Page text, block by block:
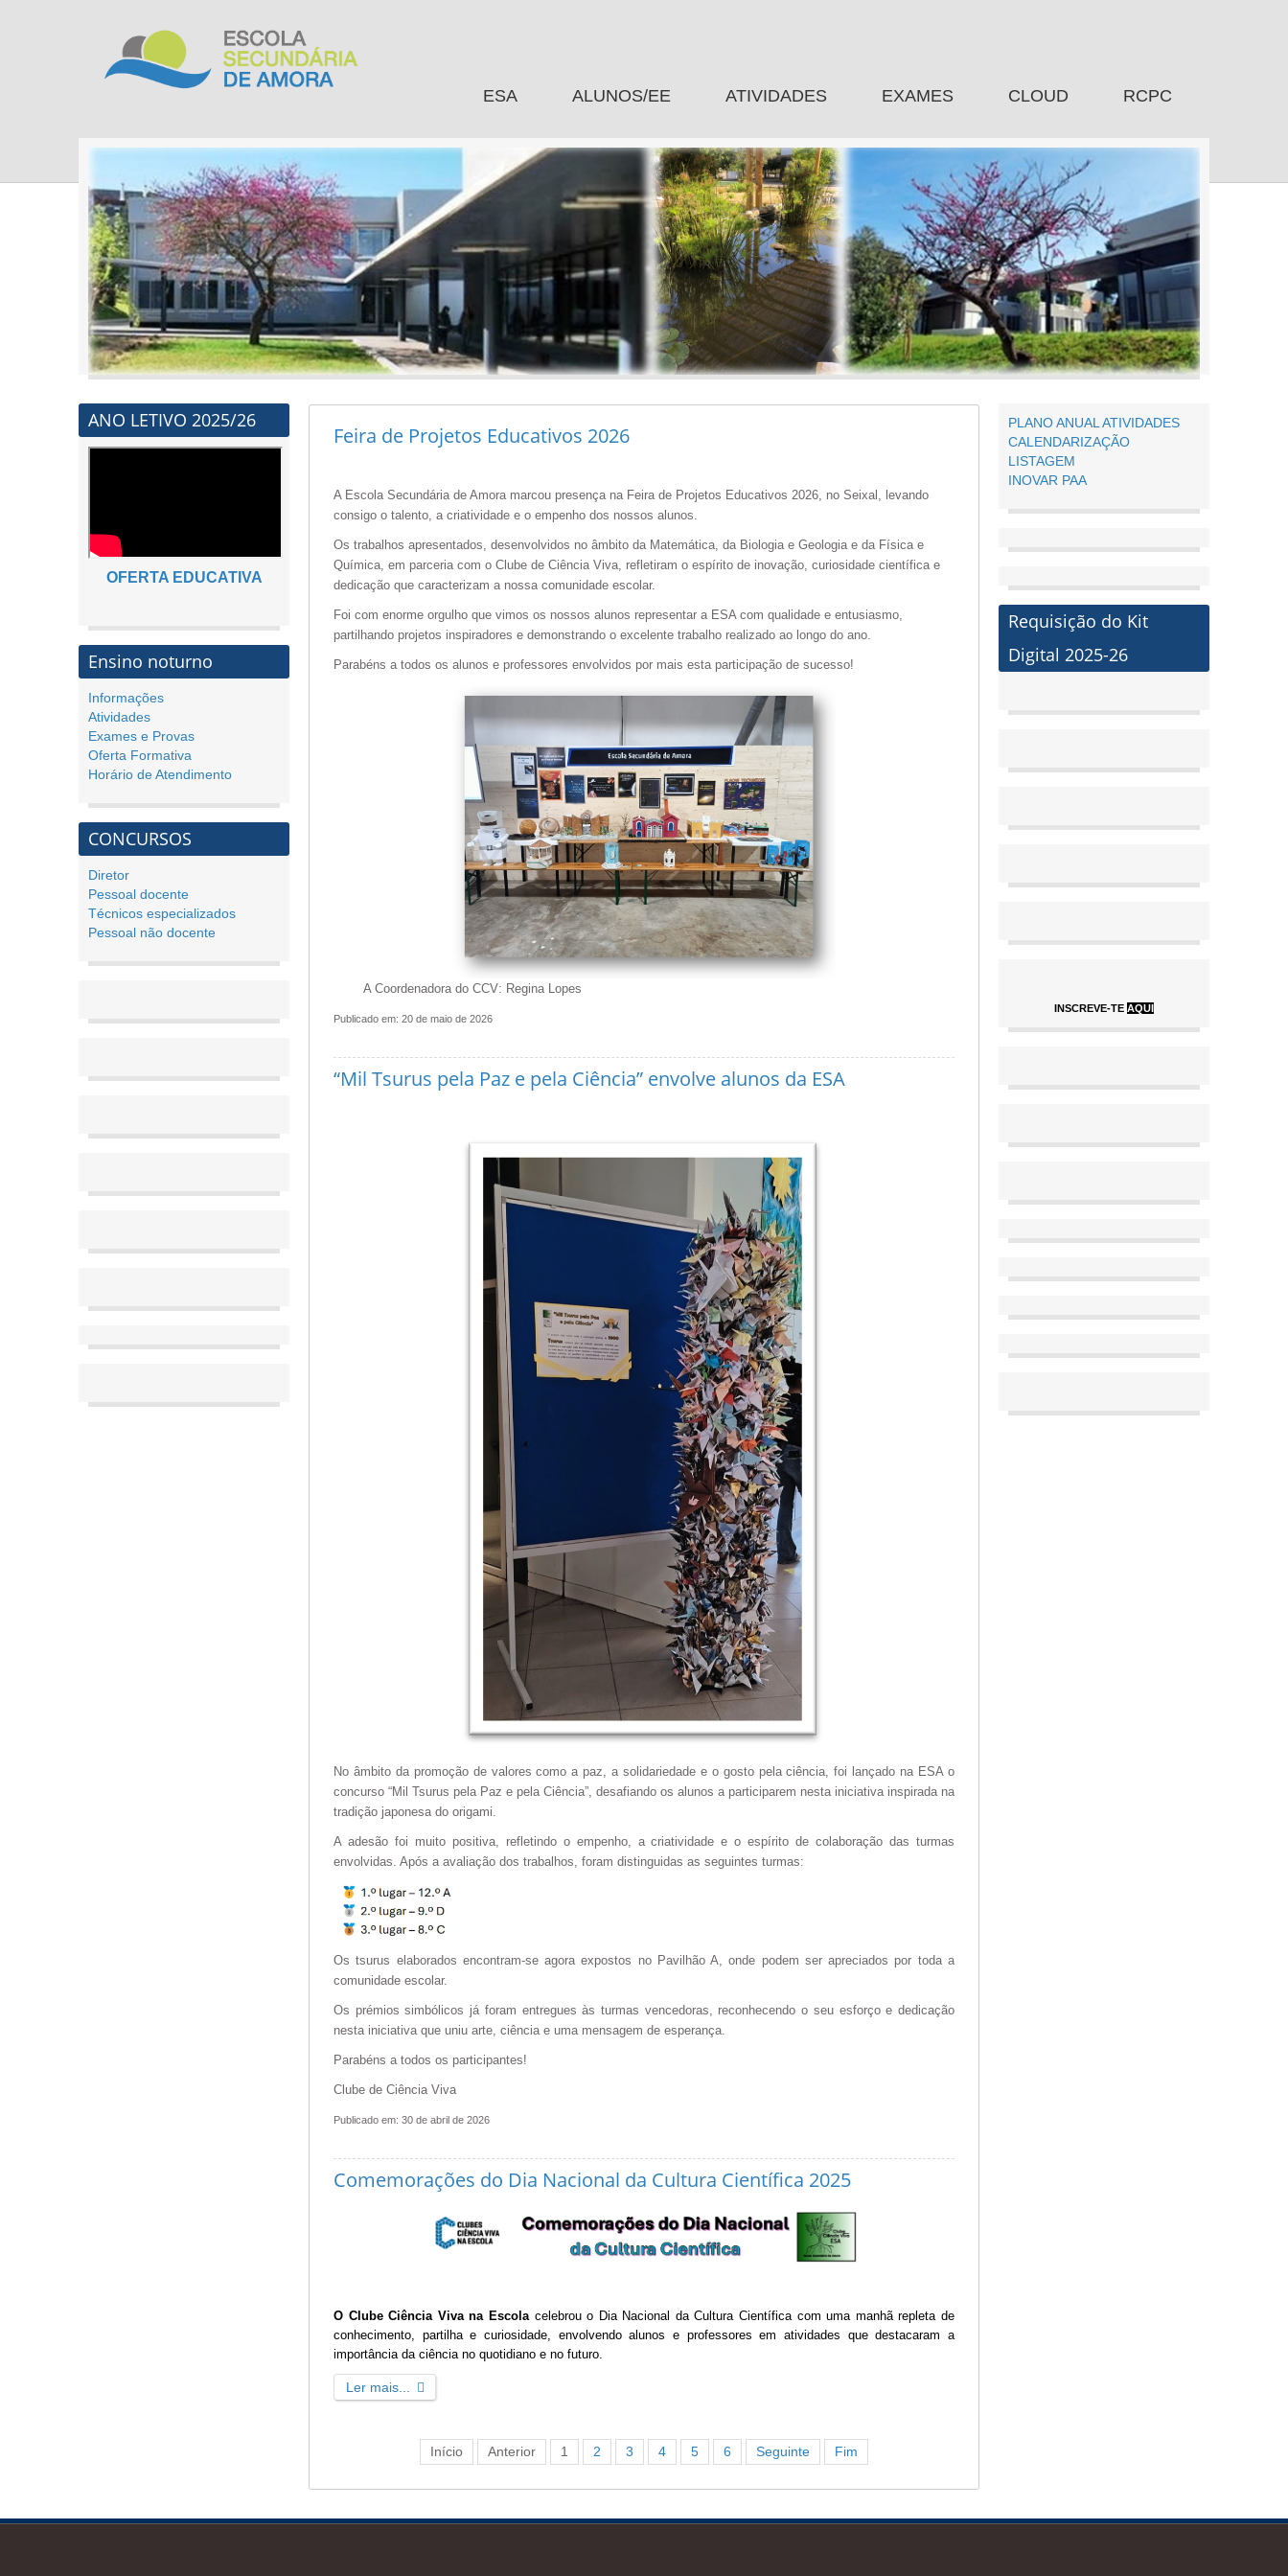
ESA ALUNOS/EE ATIVIDADES EXAMES CLOUD RCPC
Feira de Projetos Educativos 2026
A Escola Secundária de Amora marcou presença na Feira de Projetos Educativos 2026, no Seixal, levando
consigo o talento, a criatividade e o empenho dos nossos alunos.
Os trabalhos apresentados, desenvolvidos no âmbito da Matemática, da Biologia e Geologia e da Física e
Química, em parceria com o Clube de Ciência Viva, refletiram o espírito de inovação, curiosidade científica e
dedicação que caracterizam a nossa comunidade escolar.
Foi com enorme orgulho que vimos os nossos alunos representar a ESA com qualidade e entusiasmo,
partilhando projetos inspiradores e demonstrando o excelente trabalho realizado ao longo do ano.
Parabéns a todos os alunos e professores envolvidos por mais esta participação de sucesso!
A Coordenadora do CCV: Regina Lopes
Publicado em: 20 de maio de 2026
“Mil Tsurus pela Paz e pela Ciência” envolve alunos da ESA
No âmbito da promoção de valores como a paz, a solidariedade e o gosto pela ciência, foi lançado na ESA o
concurso “Mil Tsurus pela Paz e pela Ciência”, desafiando os alunos a participarem nesta iniciativa inspirada na
tradição japonesa do origami.
A adesão foi muito positiva, refletindo o empenho, a criatividade e o espírito de colaboração das turmas
envolvidas. Após a avaliação dos trabalhos, foram distinguidas as seguintes turmas:
Os tsurus elaborados encontram-se agora expostos no Pavilhão A, onde podem ser apreciados por toda a
comunidade escolar.
Os prémios simbólicos já foram entregues às turmas vencedoras, reconhecendo o seu esforço e dedicação
nesta iniciativa que uniu arte, ciência e uma mensagem de esperança.
Parabéns a todos os participantes!
Clube de Ciência Viva
Publicado em: 30 de abril de 2026
Comemorações do Dia Nacional da Cultura Científica 2025
O Clube Ciência Viva na Escolacelebrou o Dia Nacional da Cultura Científica com uma manhã repleta de
conhecimento, partilha e curiosidade, envolvendo alunos e professores em atividades que destacaram a
importância da ciência no quotidiano e no futuro.
Ler mais...
Início Anterior 1 2 3 4 5 6 Seguinte Fim
ANO LETIVO 2025/26
OFERTA EDUCATIVA
Ensino noturno
Informações
Atividades
Exames e Provas
Oferta Formativa
Horário de Atendimento
CONCURSOS
Diretor
Pessoal docente
Técnicos especializados
Pessoal não docente
PLANO ANUAL ATIVIDADES
CALENDARIZAÇÃO
LISTAGEM
INOVAR PAA
Requisição do Kit
Digital 2025-26
INSCREVE-TE AQUI